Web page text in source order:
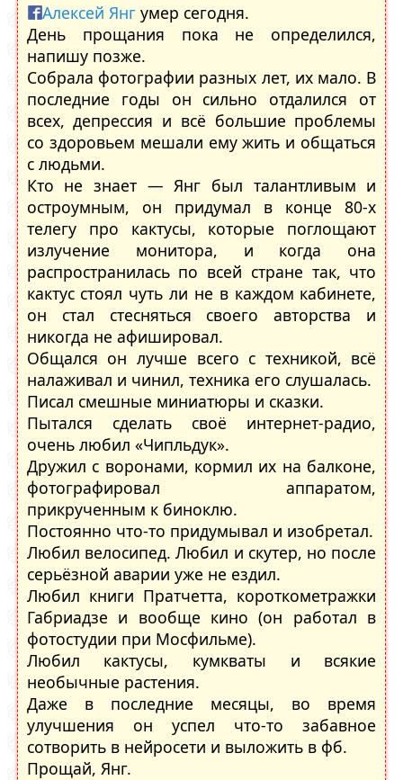
Алексей Янг умер сегодня.
День прощания пока не определился,
напишу позже.
Собрала фотографии разных лет, их мало. В
последние годы он сильно отдалился от
всех, депрессия и всë большие проблемы
со здоровьем мешали ему жить и общаться
с людьми.
Кто не знает — Янг был талантливым и
остроумным, он придумал в конце 80-х
телегу про кактусы, которые поглощают
излучение монитора, и когда она
распространилась по всей стране так, что
кактус стоял чуть ли не в каждом кабинете,
он стал стесняться своего авторства и
никогда не афишировал.
Общался он лучше всего с техникой, всë
налаживал и чинил, техника его слушалась.
Писал смешные миниатюры и сказки.
Пытался сделать своë интернет-радио,
очень любил «Чипльдук».
Дружил с воронами, кормил их на балконе,
фотографировал аппаратом,
прикрученным к биноклю.
Постоянно что-то придумывал и изобретал.
Любил велосипед. Любил и скутер, но после
серьëзной аварии уже не ездил.
Любил книги Пратчетта, короткометражки
Габриадзе и вообще кино (он работал в
фотостудии при Мосфильме).
Любил кактусы, кумкваты и всякие
необычные растения.
Даже в последние месяцы, во время
улучшения он успел что-то забавное
сотворить в нейросети и выложить в фб.
Прощай, Янг.